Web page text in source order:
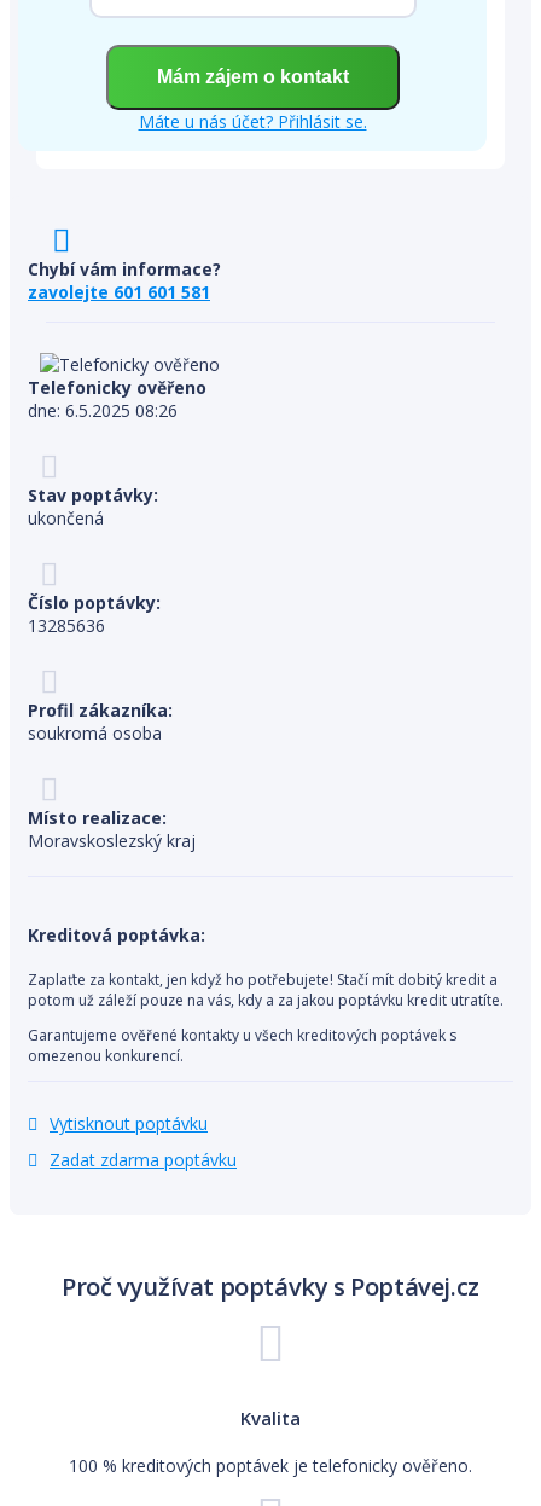
Máte u nás účet? Přihlásit se.
Chybí vám informace?
zavolejte 601 601 581
Telefonicky ověřeno
dne: 6.5.2025 08:26
Stav poptávky:
ukončená
Číslo poptávky:
13285636
Profil zákazníka:
soukromá osoba
Místo realizace:
Moravskoslezský kraj
Kreditová poptávka:
Zaplaťte za kontakt, jen když ho potřebujete! Stačí mít dobitý kredit a
potom už záleží pouze na vás, kdy a za jakou poptávku kredit utratíte.
Garantujeme ověřené kontakty u všech kreditových poptávek s
omezenou konkurencí.
Vytisknout poptávku
Zadat zdarma poptávku
Proč využívat poptávky s Poptávej.cz
Kvalita
100 % kreditových poptávek je telefonicky ověřeno.